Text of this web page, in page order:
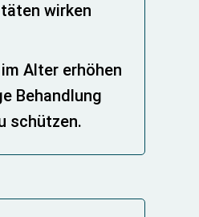
wirken
Alter erhöhen
Behandlung
schützen.